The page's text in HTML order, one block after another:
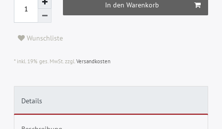
In den Warenkorb
Wunschliste
* inkl. 19% ges. MwSt. zzgl.Versandkosten
Details